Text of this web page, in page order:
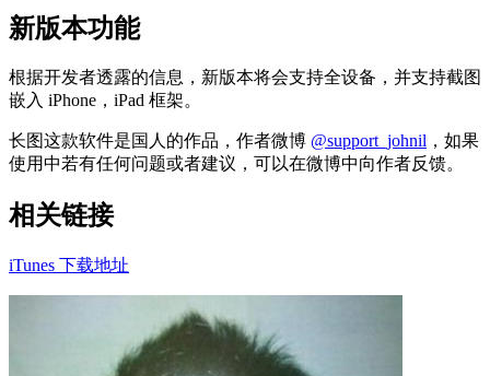
新版本功能
根据开发者透露的信息，新版本将会支持全设备，并支持截图
嵌入 iPhone，iPad 框架。
长图这款软件是国人的作品，作者微博 @support_johnil ，如果
使用中若有任何问题或者建议，可以在微博中向作者反馈。
相关链接
iTunes 下载地址